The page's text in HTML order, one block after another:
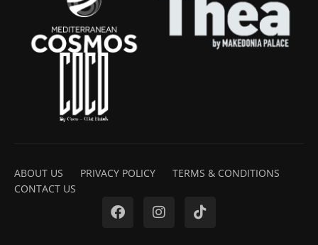
ABOUT US PRIVACY POLICY
TERMS & CONDITIONS
CONTACT US